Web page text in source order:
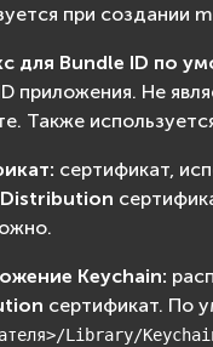
при создании
для Bundle ID по
приложения. Не
Также
сертификат,
Keychain:
сертификат. По
Library/